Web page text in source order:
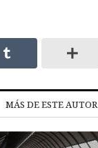
MÁS DE ESTE AUTOR